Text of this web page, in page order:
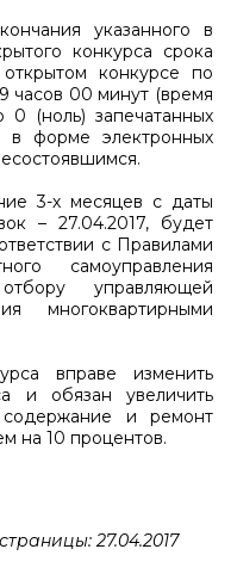
указанного в
конкурса срока
конкурсе по
часов 00 минут (время
0 (ноль) запечатанных
в форме электронных
3-х месяцев с даты
– 27.04.2017, будет
с Правилами
самоуправления
управляющей
многоквартирными
вправе изменить
и обязан увеличить
и ремонт
на 10 процентов.
27.04.2017